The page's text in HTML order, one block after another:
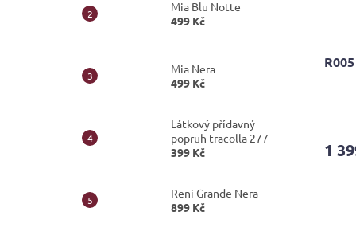
Mia Blu Notte
499 Kč
Mia Nera
499 Kč
Látkový přídavný
popruh tracolla 277
399 Kč
Reni Grande Nera
899 Kč
je
1